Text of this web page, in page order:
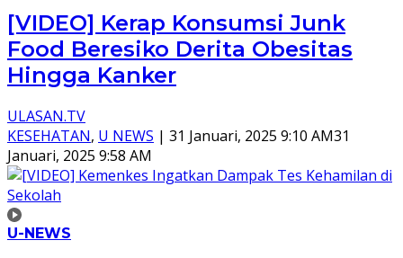
[VIDEO] Kerap Konsumsi Junk
Food Beresiko Derita Obesitas
Hingga Kanker
ULASAN.TV
KESEHATAN, U NEWS | 31 Januari, 2025 9:10 AM31
Januari, 2025 9:58 AM
U-NEWS